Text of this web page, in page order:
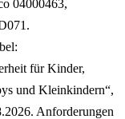
04000463,
für Kinder,
und Kleinkindern“,
Anforderungen